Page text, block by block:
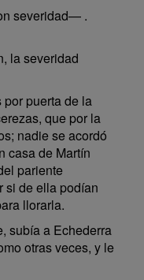
severidad— .
la severidad
puerta de la
que por la
nadie se acordó
casa de Martín
pariente
si de ella podían
llorarla.
subía a Echederra
otras veces, y le